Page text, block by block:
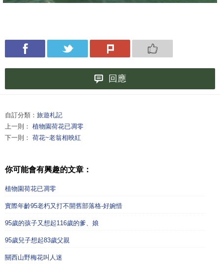
回應
自訂分類： 旅遊札記
上一則： 植物園荷花已凋零
下一則： 荷花~老翁相映紅
你可能會有興趣的文章：
植物園荷花已凋零
實際年齡95老朽又打不開舊部落格-好婉惜
95歲的孩子又想起116歲的爹、娘
95歲兒子想起83歲父親
關西山野梅花叫人迷